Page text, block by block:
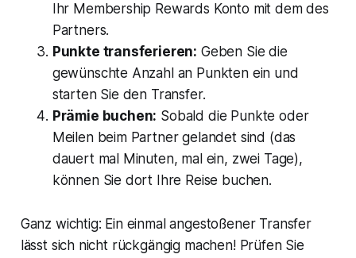
Ihr Membership Rewards Konto mit dem des
Partners.
Punkte transferieren: Geben Sie die
gewünschte Anzahl an Punkten ein und
starten Sie den Transfer.
Prämie buchen: Sobald die Punkte oder
Meilen beim Partner gelandet sind (das
dauert mal Minuten, mal ein, zwei Tage),
können Sie dort Ihre Reise buchen.
Ganz wichtig: Ein einmal angestoßener Transfer
lässt sich nicht rückgängig machen! Prüfen Sie